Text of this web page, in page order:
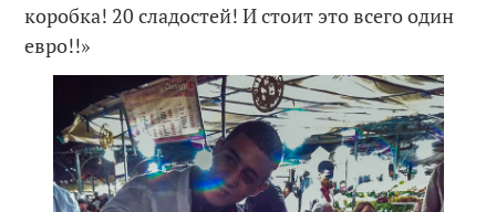
коробка! 20 сладостей! И стоит это всего один
евро!!»